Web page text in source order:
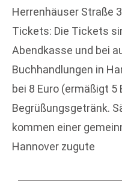
Herrenhäuser Straße
Tickets: Die Tickets
Abendkasse und bei
Buchhandlungen in
bei 8 Euro (ermäßigt
Begrüßungsgetränk.
kommen einer
Hannover zugute